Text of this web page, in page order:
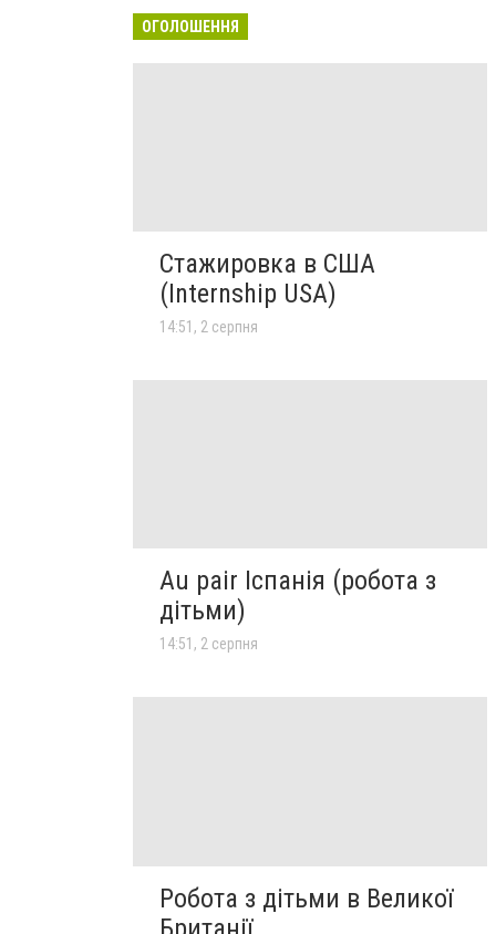
ОГОЛОШЕННЯ
Стажировка в США
(Internship USA)
14:51, 2 серпня
Au pair Іспанія (робота з
дітьми)
14:51, 2 серпня
Робота з дітьми в Великої